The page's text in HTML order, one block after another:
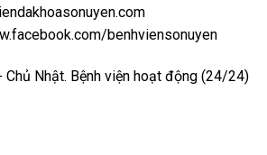
benhviensonuyen
Chủ Nhật. Bệnh viện hoạt động (24/24)